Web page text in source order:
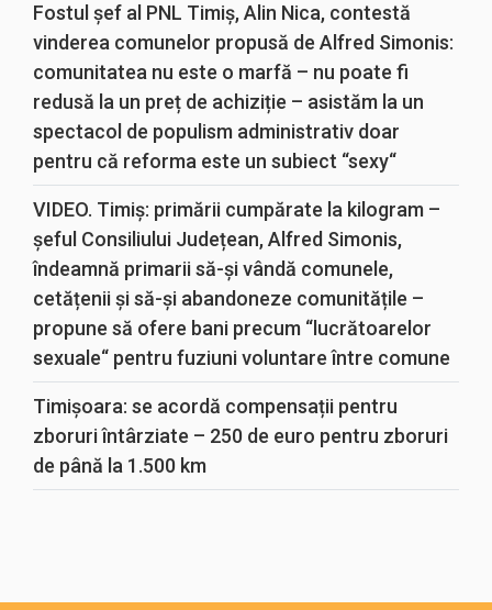
Fostul șef al PNL Timiș, Alin Nica, contestă
vinderea comunelor propusă de Alfred Simonis:
comunitatea nu este o marfă – nu poate fi
redusă la un preț de achiziție – asistăm la un
spectacol de populism administrativ doar
pentru că reforma este un subiect “sexy“
VIDEO. Timiș: primării cumpărate la kilogram –
șeful Consiliului Județean, Alfred Simonis,
îndeamnă primarii să-și vândă comunele,
cetățenii și să-și abandoneze comunitățile –
propune să ofere bani precum “lucrătoarelor
sexuale“ pentru fuziuni voluntare între comune
Timișoara: se acordă compensații pentru
zboruri întârziate – 250 de euro pentru zboruri
de până la 1.500 km